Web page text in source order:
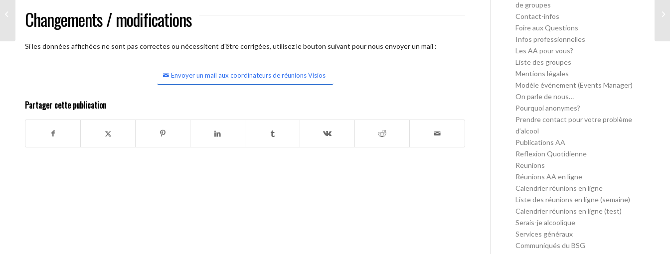
Changements / modifications
Si les données affichées ne sont pas correctes ou nécessitent d'être corrigées, utilisez le bouton suivant pour nous envoyer un mail :
Envoyer un mail aux coordinateurs de réunions Visios
Partager cette publication
de groupes
Contact-infos
Foire aux Questions
Infos professionnelles
Les AA pour vous?
Liste des groupes
Mentions légales
Modèle événement (Events Manager)
On parle de nous…
Pourquoi anonymes?
Prendre contact pour votre problème
d’alcool
Publications AA
Reflexion Quotidienne
Reunions
Réunions AA en ligne
Calendrier réunions en ligne
Liste des réunions en ligne (semaine)
Calendrier réunions en ligne (test)
Serais-je alcoolique
Services généraux
Communiqués du BSG
partages )